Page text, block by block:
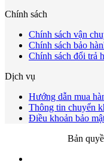
Chính sách
Chính sách vận
Chính sách bảo
Chính sách đổi trả
Dịch vụ
Hướng dẫn mua
Thông tin chuyển
Điều khoản bảo
Bản